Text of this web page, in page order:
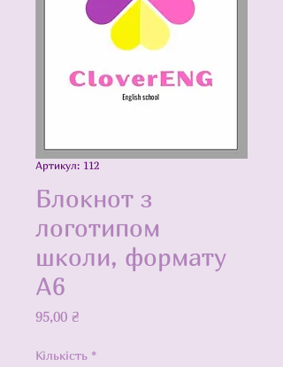
Артикул: 112
Блокнот з
логотипом
школи, формату
А6
95,00 ₴Ціна
Кількість *